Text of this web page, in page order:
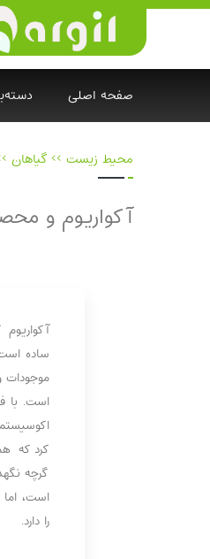
صفحه اصلی
محیط زیست >> گیاهان
آکواریوم و
ساده
است. با
کرد که
گرچه
است،
را دارد.